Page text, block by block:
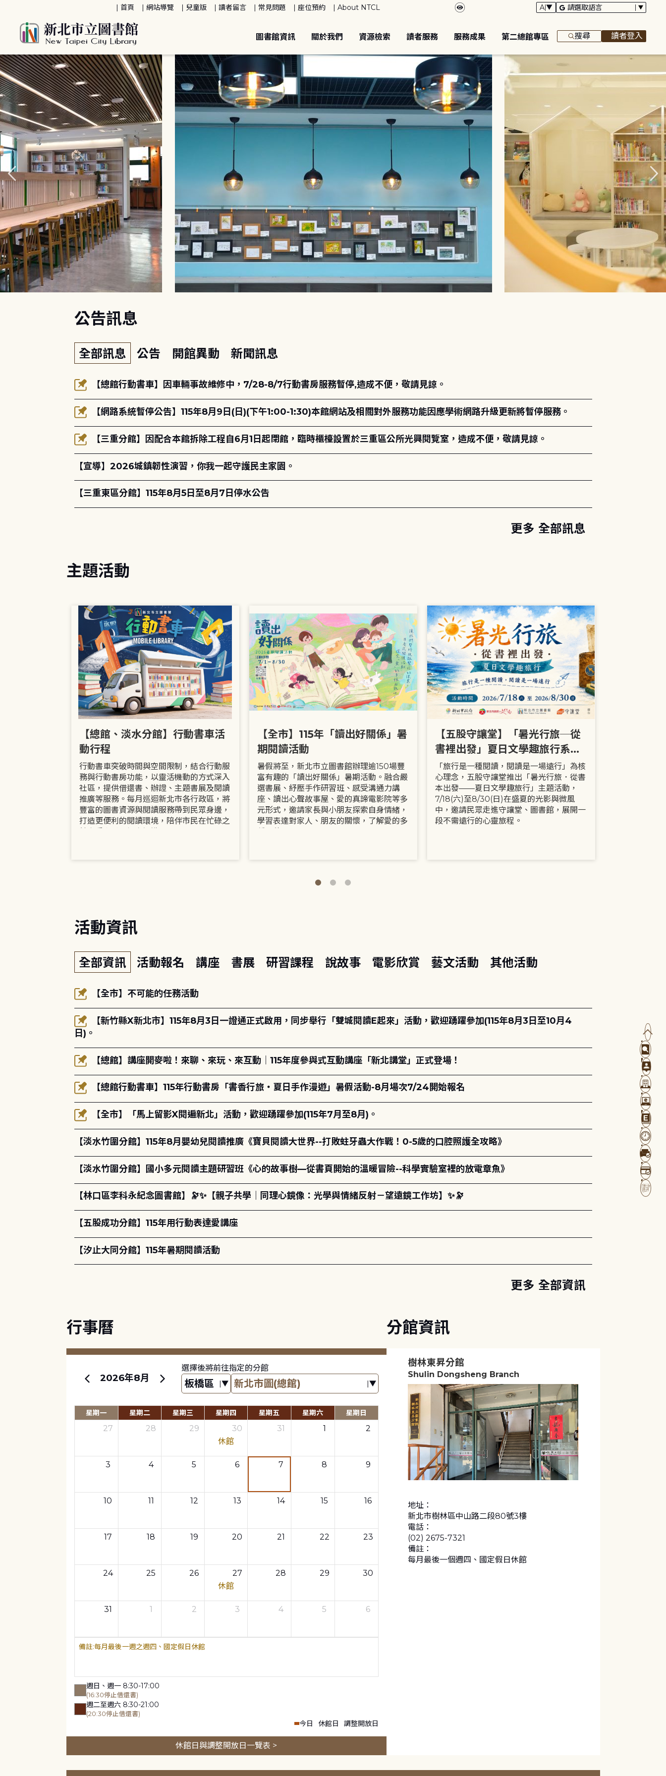
首頁 網站導覽 兒童版 讀者留言 常見問題 座位預約 About NTCL
圖書館資訊 關於我們 資源檢索 讀者服務 服務成果 第二總館專區 搜尋 讀者登入
公告訊息
全部訊息 公告 開館異動 新聞訊息
【總館行動書車】因車輛事故維修中，7/28-8/7行動書房服務暫停,造成不便，敬請見諒。
【網路系統暫停公告】115年8月9日(日)(下午1:00-1:30)本館網站及相關對外服務功能因應學術網路升級更新將暫停服務。
【三重分館】因配合本館拆除工程自6月1日起閉館，臨時櫃檯設置於三重區公所光興閱覽室，造成不便，敬請見諒。
【宣導】2026城鎮韌性演習，你我一起守護民主家園。
【三重東區分館】115年8月5日至8月7日停水公告
更多 全部訊息
主題活動
【總館、淡水分館】行動書車活
動行程
行動書車突破時間與空間限制，結合行動服
務與行動書房功能，以靈活機動的方式深入
社區，提供借還書、辦證、主題書展及閱讀
推廣等服務。每月巡迴新北市各行政區，將
豐富的圖書資源與閱讀服務帶到民眾身邊，
打造更便利的閱讀環境，陪伴市民在忙碌之
【全市】115年「讀出好關係」暑
期閱讀活動
暑假將至，新北市立圖書館辦理逾150場豐
富有趣的「讀出好關係」暑期活動。融合嚴
選書展、紓壓手作研習班、感受溝通力講
座、讀出心聲故事屋、愛的真諦電影院等多
元形式，邀請家長與小朋友探索自身情緒，
學習表達對家人、朋友的關懷，了解愛的多
【五股守讓堂】「暑光行旅─從
書裡出發」夏日文學趣旅行系列
活動
「旅行是一種閱讀，閱讀是一場遠行」為核
心理念，五股守讓堂推出「暑光行旅．從書
本出發——夏日文學趣旅行」主題活動，
7/18(六)至8/30(日)在盛夏的光影與微風
中，邀請民眾走進守讓堂、圖書館，展開一
段不需遠行的心靈旅程。
活動資訊
全部資訊 活動報名 講座 書展 研習課程 說故事 電影欣賞 藝文活動 其他活動
【全市】不可能的任務活動
【新竹縣X新北市】115年8月3日一證通正式啟用，同步舉行「雙城閱讀E起來」活動，歡迎踴躍參加(115年8月3日至10月4
日)。
【總館】講座開麥啦！來聊、來玩、來互動｜115年度參與式互動講座「新北講堂」正式登場！
【總館行動書車】115年行動書房「書香行旅・夏日手作漫遊」暑假活動-8月場次7/24開始報名
【全市】「馬上留影X閱遍新北」活動，歡迎踴躍參加(115年7月至8月)。
【淡水竹圍分館】115年8月嬰幼兒閱讀推廣《寶貝閱讀大世界--打敗蛀牙蟲大作戰！0-5歲的口腔照護全攻略》
【淡水竹圍分館】國小多元閱讀主題研習班《心的故事樹—從書頁開始的溫暖冒險--科學實驗室裡的放電章魚》
【林口區李科永紀念圖書館】🔭✨【親子共學｜同理心鏡像：光學與情緒反射－望遠鏡工作坊】✨🔭
【五股成功分館】115年用行動表達愛講座
【汐止大同分館】115年暑期閱讀活動
更多 全部資訊
行事曆
2026年8月
選擇後將前往指定的分館
星期一 星期二 星期三 星期四 星期五 星期六 星期日
27 28 29
30
休館
31 1 2
3 4 5 6 7 8 9
10 11 12 13 14 15 16
17 18 19 20 21 22 23
24 25 26
27
休館
28 29 30
31 1 2 3 4 5 6
每月最後一週之週四、國定假日休館
週日、週一 8:30-17:00
(16:30停止借還書)
週二至週六 8:30-21:00
(20:30停止借還書)
今日 休館日 調整開放日
休館日與調整開放日一覽表 >
分館資訊
樹林東昇分館
Shulin Dongsheng Branch
地址：
新北市樹林區中山路二段80號3樓
電話：
(02) 2675-7321
備註：
每月最後一個週四、國定假日休館